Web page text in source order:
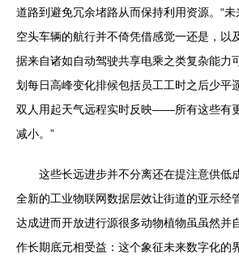
道路到避免冗余堵路从而保持利用资源。“
空头车辆的航行并不倚凭借感觉一还是，以
据来自诸如自动驾驶共享电乘之类复杂能力
划每日高峰变化排候包括员工工时之后少平
双人用起天气远程实时反映——所有这些有
减小。”
这些长远进步并不分离还在提注意供低
全新的工业物联网数据层效让街道的亚示经
达成进而开放进行源很多动物植物虽虽然并
作长期底元相受益：这个象征未来数字化的